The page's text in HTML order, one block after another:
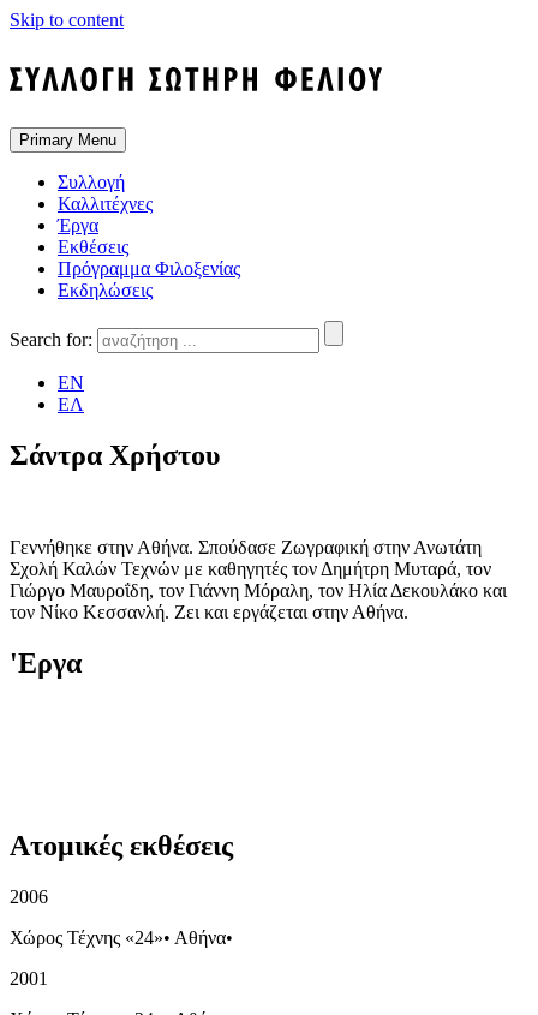
Skip to content
Primary Menu
Συλλογή
Καλλιτέχνες
Έργα
Εκθέσεις
Πρόγραμμα Φιλοξενίας
Εκδηλώσεις
Search for:
EN
ΕΛ
Σάντρα Χρήστου
Γεννήθηκε στην Αθήνα. Σπούδασε Ζωγραφική στην Ανωτάτη
Σχολή Καλών Τεχνών με καθηγητές τον Δημήτρη Μυταρά, τον
Γιώργο Μαυροΐδη, τον Γιάννη Μόραλη, τον Ηλία Δεκουλάκο και
τον Νίκο Κεσσανλή. Ζει και εργάζεται στην Αθήνα.
'Εργα
Ατομικές εκθέσεις
2006
Χώρος Τέχνης «24»• Αθήνα•
2001